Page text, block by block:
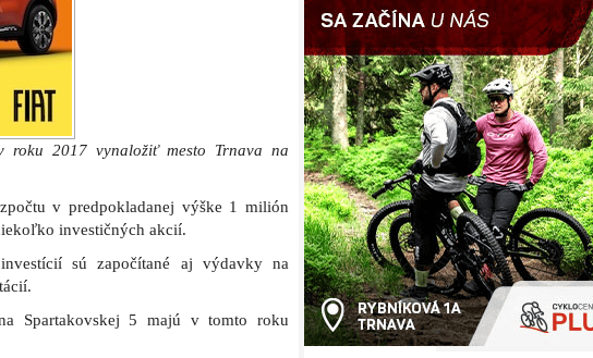
2017 vynaložiť mesto Trnava na
v predpokladanej výške 1 milión
investičných akcií.
sú započítané aj výdavky na
Spartakovskej 5 majú v tomto roku